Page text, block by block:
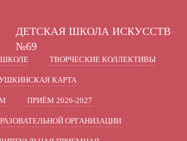
Включить изображения
Одинарный Полуторный
Стандартный
Без засечек С засечками
ДЕТСКАЯ ШКОЛА ИСКУССТВ
№69
ТВОРЧЕСКИЕ КОЛЛЕКТИВЫ
КАРТА
ПРИЁМ 2026-2027
ОРГАНИЗАЦИИ